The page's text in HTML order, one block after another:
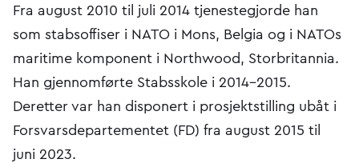
Fra august 2010 til juli 2014 tjenestegjorde han
som stabsoffiser i NATO i Mons, Belgia og i NATOs
maritime komponent i Northwood, Storbritannia.
Han gjennomførte Stabsskole i 2014-2015.
Deretter var han disponert i prosjektstilling ubåt i
Forsvarsdepartementet (FD) fra august 2015 til
juni 2023.